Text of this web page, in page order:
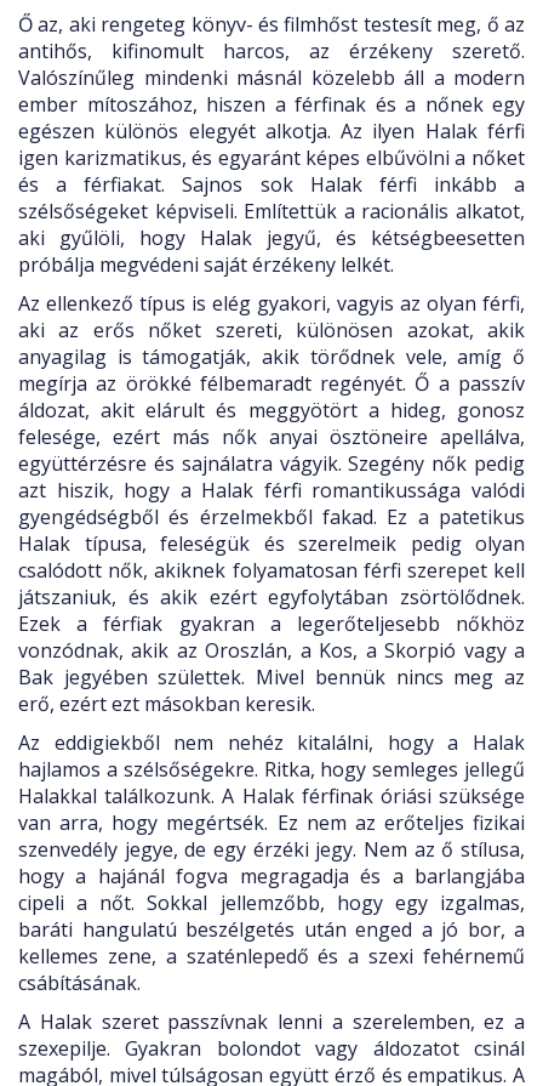
Ő az, aki rengeteg könyv- és filmhőst testesít meg, ő az
antihős, kifinomult harcos, az érzékeny szerető.
Valószínűleg mindenki másnál közelebb áll a modern
ember mítoszához, hiszen a férfinak és a nőnek egy
egészen különös elegyét alkotja. Az ilyen Halak férfi
igen karizmatikus, és egyaránt képes elbűvölni a nőket
és a férfiakat. Sajnos sok Halak férfi inkább a
szélsőségeket képviseli. Említettük a racionális alkatot,
aki gyűlöli, hogy Halak jegyű, és kétségbeesetten
próbálja megvédeni saját érzékeny lelkét.
Az ellenkező típus is elég gyakori, vagyis az olyan férfi,
aki az erős nőket szereti, különösen azokat, akik
anyagilag is támogatják, akik törődnek vele, amíg ő
megírja az örökké félbemaradt regényét. Ő a passzív
áldozat, akit elárult és meggyötört a hideg, gonosz
felesége, ezért más nők anyai ösztöneire apellálva,
együttérzésre és sajnálatra vágyik. Szegény nők pedig
azt hiszik, hogy a Halak férfi romantikussága valódi
gyengédségből és érzelmekből fakad. Ez a patetikus
Halak típusa, feleségük és szerelmeik pedig olyan
csalódott nők, akiknek folyamatosan férfi szerepet kell
játszaniuk, és akik ezért egyfolytában zsörtölődnek.
Ezek a férfiak gyakran a legerőteljesebb nőkhöz
vonzódnak, akik az Oroszlán, a Kos, a Skorpió vagy a
Bak jegyében születtek. Mivel bennük nincs meg az
erő, ezért ezt másokban keresik.
Az eddigiekből nem nehéz kitalálni, hogy a Halak
hajlamos a szélsőségekre. Ritka, hogy semleges jellegű
Halakkal találkozunk. A Halak férfinak óriási szüksége
van arra, hogy megértsék. Ez nem az erőteljes fizikai
szenvedély jegye, de egy érzéki jegy. Nem az ő stílusa,
hogy a hajánál fogva megragadja és a barlangjába
cipeli a nőt. Sokkal jellemzőbb, hogy egy izgalmas,
baráti hangulatú beszélgetés után enged a jó bor, a
kellemes zene, a szaténlepedő és a szexi fehérnemű
csábításának.
A Halak szeret passzívnak lenni a szerelemben, ez a
szexepilje. Gyakran bolondot vagy áldozatot csinál
magából, mivel túlságosan együtt érző és empatikus. A